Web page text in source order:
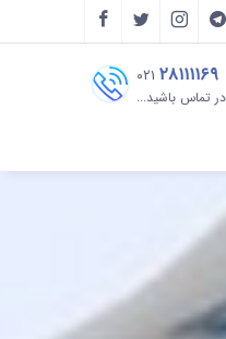
۰۲۱ ۲۸۱۱۱۱۶۹
در تماس باشید...